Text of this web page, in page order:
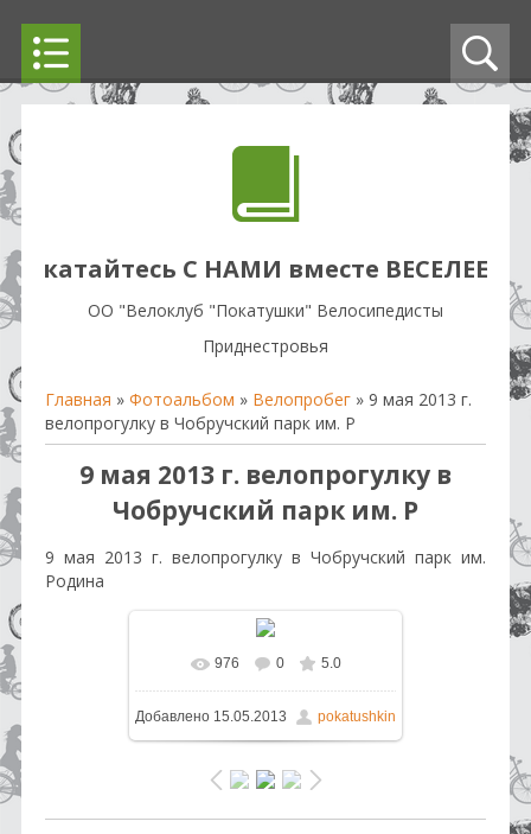
катайтесь С НАМИ вместе ВЕСЕЛЕЕ
OO "Велоклуб "Покатушки" Велосипедисты
Приднестровья
Главная » Фотоальбом » Велопробег » 9 мая 2013 г.
велопрогулку в Чобручский парк им. Р
9 мая 2013 г. велопрогулку в
Чобручский парк им. Р
9 мая 2013 г. велопрогулку в Чобручский парк им.
Родина
В реальном размере 960x720
204.3Kb
976 0 5.0
Добавлено 15.05.2013 pokatushkin